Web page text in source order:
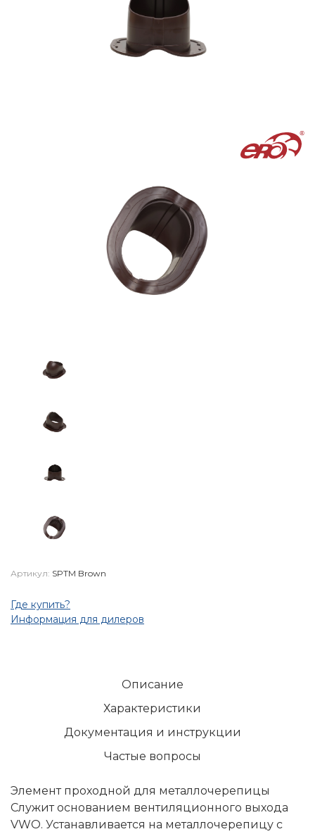
Артикул: SPTM Brown
Где купить?
Информация для дилеров
Описание
Характеристики
Документация и инструкции
Частые вопросы
Элемент проходной для металлочерепицы
Служит основанием вентиляционного выхода
VWO. Устанавливается на металлочерепицу с